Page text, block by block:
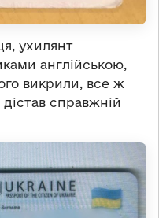
ухилянт
англійською,
викрили, все ж
справжній